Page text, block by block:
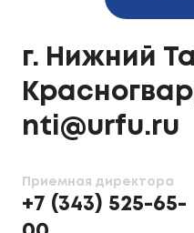
г. Нижний
nti@urfu.ru
Приемная директора
+7 (343) 525-65-